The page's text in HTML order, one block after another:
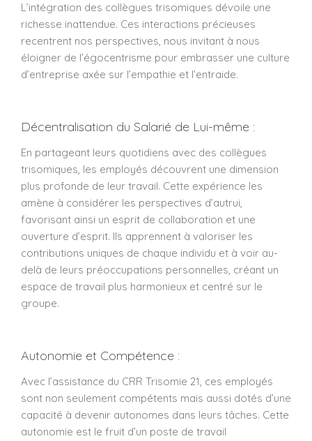
L’intégration des collègues trisomiques dévoile une
richesse inattendue. Ces interactions précieuses
recentrent nos perspectives, nous invitant à nous
éloigner de l’égocentrisme pour embrasser une culture
d’entreprise axée sur l’empathie et l’entraide.
Décentralisation du Salarié de Lui-même :
En partageant leurs quotidiens avec des collègues
trisomiques, les employés découvrent une dimension
plus profonde de leur travail. Cette expérience les
amène à considérer les perspectives d’autrui,
favorisant ainsi un esprit de collaboration et une
ouverture d’esprit. Ils apprennent à valoriser les
contributions uniques de chaque individu et à voir au-
delà de leurs préoccupations personnelles, créant un
espace de travail plus harmonieux et centré sur le
groupe.
Autonomie et Compétence :
Avec l’assistance du CRR Trisomie 21, ces employés
sont non seulement compétents mais aussi dotés d’une
capacité à devenir autonomes dans leurs tâches. Cette
autonomie est le fruit d’un poste de travail